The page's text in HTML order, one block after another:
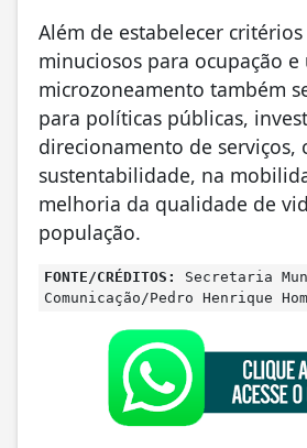
Além de estabelecer
minuciosos para ocupação
microzoneamento também
para políticas públicas,
direcionamento de serviços,
sustentabilidade, na
melhoria da qualidade de
população.
FONTE/CRÉDITOS:
Secretaria
Comunicação/Pedro Henrique